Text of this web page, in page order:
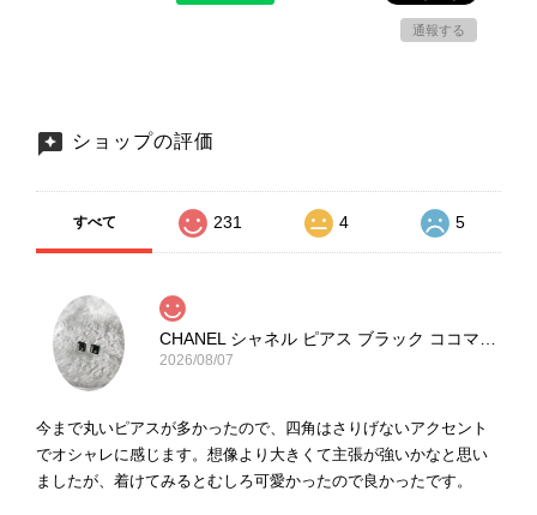
通報する
ショップの評価
すべて 231 4 5
2026/08/07
今まで丸いピアスが多かったので、四角はさりげないアクセント
でオシャレに感じます。想像より大きくて主張が強いかなと思い
ましたが、着けてみるとむしろ可愛かったので良かったです。